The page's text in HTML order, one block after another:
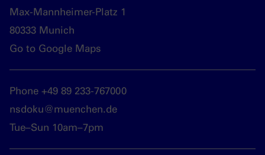
Max-Mannheimer-Platz 1
80333 Munich
Go to Google Maps
Phone +49 89 233-767000
nsdoku@muenchen.de
Tue–Sun 10am–7pm